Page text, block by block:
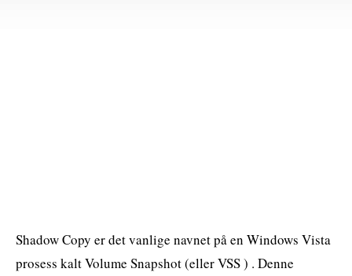
Shadow Copy er det vanlige navnet på en Windows Vista
prosess kalt Volume Snapshot (eller VSS ) . Denne